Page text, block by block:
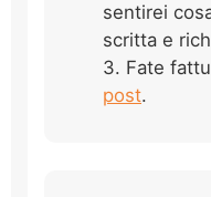
sentirei
scritta e
3. Fate
post.